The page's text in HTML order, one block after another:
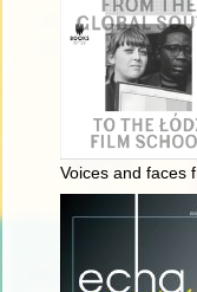
Voices and faces